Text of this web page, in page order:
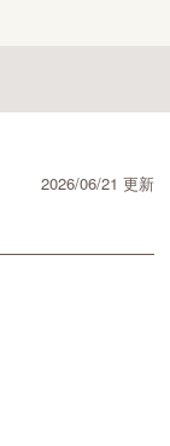
2026/06/21 更新